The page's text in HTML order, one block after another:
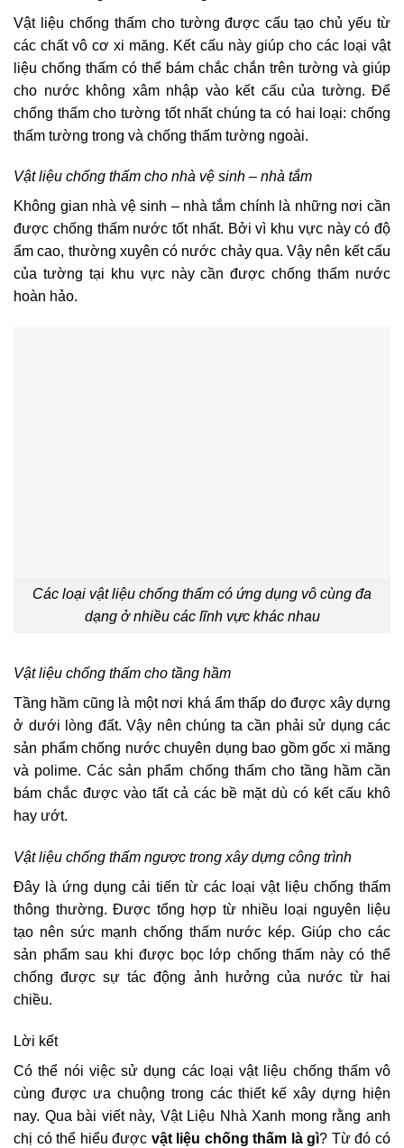
Vật liệu chống thấm cho tường được cấu tạo chủ yếu từ
các chất vô cơ xi măng. Kết cấu này giúp cho các loại vật
liệu chống thấm có thể bám chắc chắn trên tường và giúp
cho nước không xâm nhập vào kết cấu của tường. Để
chống thấm cho tường tốt nhất chúng ta có hai loại: chống
thấm tường trong và chống thấm tường ngoài.
Vật liệu chống thấm cho nhà vệ sinh – nhà tắm
Không gian nhà vệ sinh – nhà tắm chính là những nơi cần
được chống thấm nước tốt nhất. Bởi vì khu vực này có độ
ẩm cao, thường xuyên có nước chảy qua. Vậy nên kết cấu
của tường tại khu vực này cần được chống thấm nước
hoàn hảo.
Các loại vật liệu chống thấm có ứng dụng vô cùng đa
dạng ở nhiều các lĩnh vực khác nhau
Vật liệu chống thấm cho tầng hầm
Tầng hầm cũng là một nơi khá ẩm thấp do được xây dựng
ở dưới lòng đất. Vậy nên chúng ta cần phải sử dụng các
sản phẩm chống nước chuyên dụng bao gồm gốc xi măng
và polime. Các sản phẩm chống thấm cho tầng hầm cần
bám chắc được vào tất cả các bề mặt dù có kết cấu khô
hay ướt.
Vật liệu chống thấm ngược trong xây dựng công trình
Đây là ứng dụng cải tiến từ các loại vật liệu chống thấm
thông thường. Được tổng hợp từ nhiều loại nguyên liệu
tạo nên sức mạnh chống thấm nước kép. Giúp cho các
sản phẩm sau khi được bọc lớp chống thấm này có thể
chống được sự tác động ảnh hưởng của nước từ hai
chiều.
Lời kết
Có thể nói việc sử dụng các loại vật liệu chống thấm vô
cùng được ưa chuộng trong các thiết kế xây dựng hiện
nay. Qua bài viết này, Vật Liệu Nhà Xanh mong rằng anh
chị có thể hiểu được vật liệu chống thấm là gì? Từ đó có